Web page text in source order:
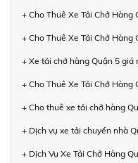
+ Cho Thuê Xe Tải Chở Hàng
+ Cho Thuê Xe Tải Chở Hàng
+ Xe tải chở hàng Quận 5 giá
+ Cho Thuê Xe Tải Chở Hàng
+ Cho thuê xe tải chở hàng
+ Dịch vụ xe tải chuyển nhà
+ Dịch Vụ Xe Tải Chở Hàng